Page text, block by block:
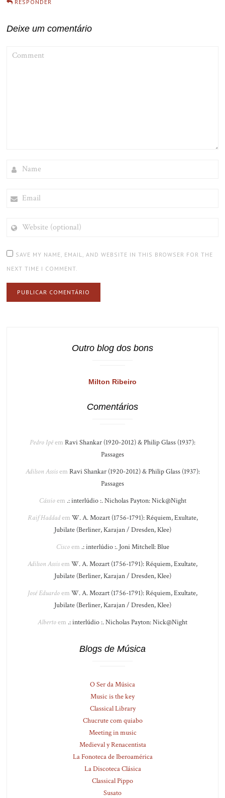
RESPONDER
Deixe um comentário
(OPTIONAL)
SAVE MY NAME, EMAIL, AND WEBSITE IN THIS BROWSER FOR THE
NEXT TIME I COMMENT.
Outro blog dos bons
Milton Ribeiro
Comentários
Pedro Ipêem Ravi Shankar (1920-2012) & Philip Glass (1937):
Passages
Adilson Assisem Ravi Shankar (1920-2012) & Philip Glass (1937):
Passages
Cássioem .: interlúdio :. Nicholas Payton: Nick@Night
Raif Haddadem W. A. Mozart (1756-1791): Réquiem, Exultate,
Jubilate (Berliner, Karajan / Dresden, Klee)
Ciscoem .: interlúdio :. Joni Mitchell: Blue
Adilson Assisem W. A. Mozart (1756-1791): Réquiem, Exultate,
Jubilate (Berliner, Karajan / Dresden, Klee)
José Eduardoem W. A. Mozart (1756-1791): Réquiem, Exultate,
Jubilate (Berliner, Karajan / Dresden, Klee)
Albertoem .: interlúdio :. Nicholas Payton: Nick@Night
Blogs de Música
O Ser da Música
Music is the key
Classical Library
Chucrute com quiabo
Meeting in music
Medieval y Renacentista
La Fonoteca de Iberoamérica
La Discoteca Clásica
Classical Pippo
Susato